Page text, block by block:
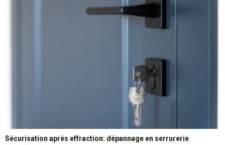
Sécurisation après effraction: dépannage en serrurerie